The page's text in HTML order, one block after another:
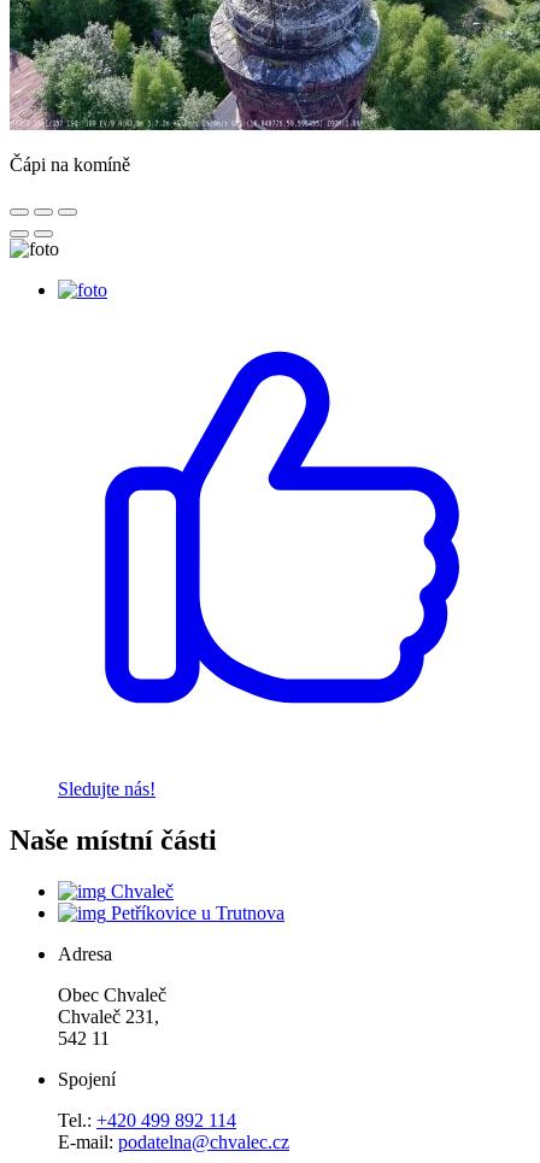
Čápi na komíně
Sledujte nás!
Naše místní části
Chvaleč
Petříkovice u Trutnova
Adresa
Obec Chvaleč
Chvaleč 231,
542 11
Spojení
Tel.: +420 499 892 114
E-mail: podatelna@chvalec.cz